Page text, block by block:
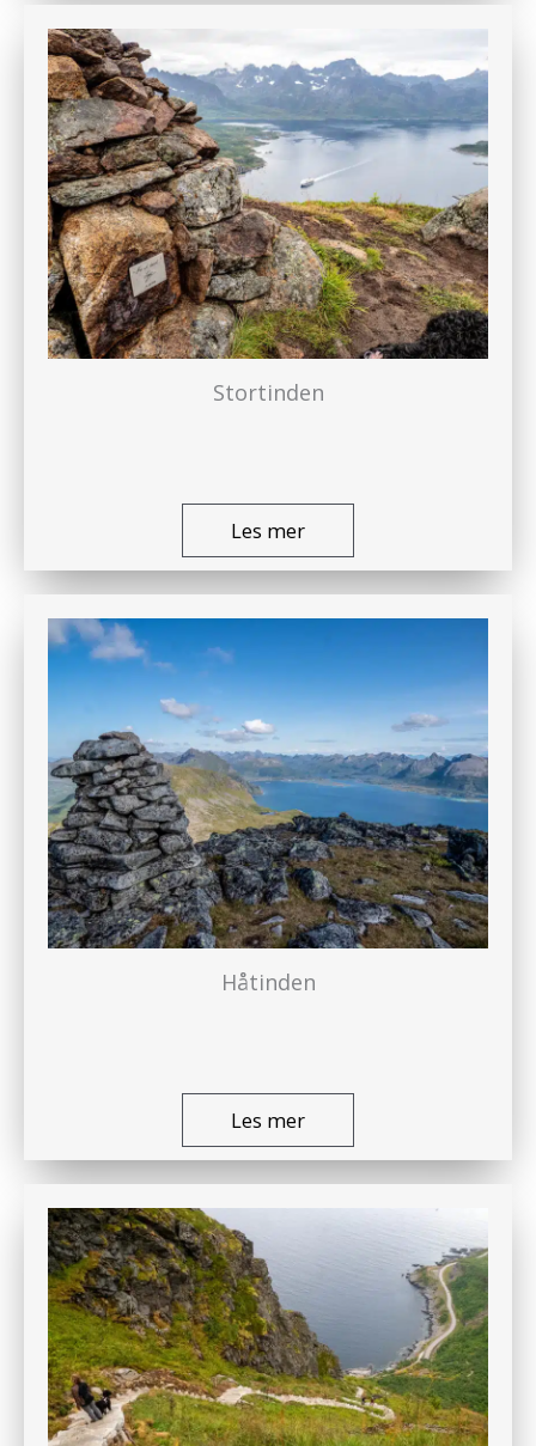
Stortinden
Les mer
Håtinden
Les mer